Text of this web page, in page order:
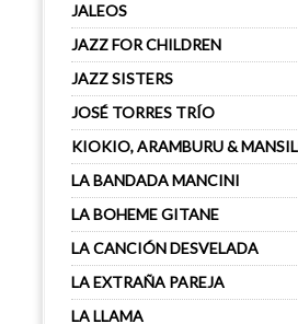
JALEOS
JAZZ FOR CHILDREN
JAZZ SISTERS
JOSÉ TORRES TRÍO
KIOKIO, ARAMBURU &
LA BANDADA MANCINI
LA BOHEME GITANE
LA CANCIÓN DESVELADA
LA EXTRAÑA PAREJA
LA LLAMA